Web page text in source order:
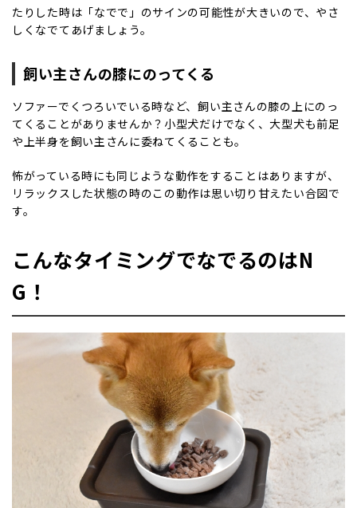
たりした時は「なでで」のサインの可能性が大きいので、やさ
しくなでてあげましょう。
飼い主さんの膝にのってくる
ソファーでくつろいでいる時など、飼い主さんの膝の上にのっ
てくることがありませんか？小型犬だけでなく、大型犬も前足
や上半身を飼い主さんに委ねてくることも。
怖がっている時にも同じような動作をすることはありますが、
リラックスした状態の時のこの動作は思い切り甘えたい合図で
す。
こんなタイミングでなでるのはN
G！